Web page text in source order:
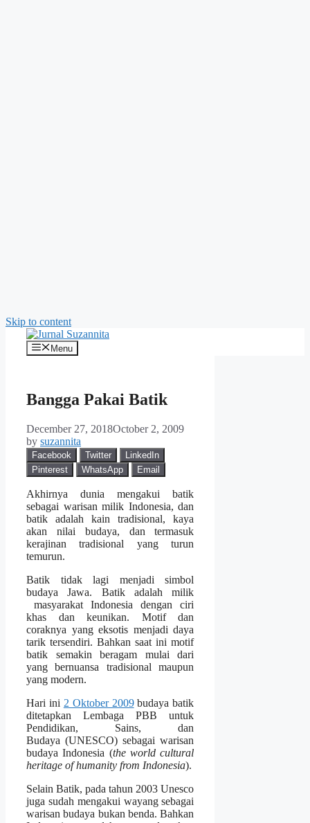
Skip to content
Menu
Bangga Pakai Batik
December 27, 2018October 2, 2009
by suzannita
Facebook Twitter
LinkedIn
Pinterest
WhatsApp Email
Akhirnya dunia mengakui batik
sebagai warisan milik Indonesia, dan
batik adalah kain tradisional, kaya
akan nilai budaya, dan termasuk
kerajinan tradisional yang turun
temurun.
Batik tidak lagi menjadi simbol
budaya Jawa. Batik adalah milik
masyarakat Indonesia dengan ciri
khas dan keunikan. Motif dan
coraknya yang eksotis menjadi daya
tarik tersendiri. Bahkan saat ini motif
batik semakin beragam mulai dari
yang bernuansa tradisional maupun
yang modern.
Hari ini 2 Oktober 2009budaya batik
ditetapkan Lembaga PBB untuk
Pendidikan, Sains, dan
Budaya (UNESCO) sebagai warisan
budaya Indonesia (the world cultural
heritage of humanity from Indonesia).
Selain Batik, pada tahun 2003 Unesco
juga sudah mengakui wayang sebagai
warisan budaya bukan benda. Bahkan